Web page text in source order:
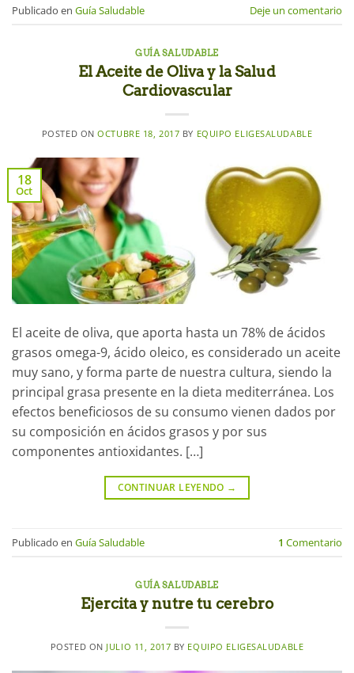
Publicado en Guía Saludable Deje un comentario
GUÍA SALUDABLE
El Aceite de Oliva y la Salud
Cardiovascular
POSTED ONOCTUBRE 18, 2017 BY EQUIPO ELIGESALUDABLE
18
Oct
El aceite de oliva, que aporta hasta un 78% de ácidos
grasos omega-9, ácido oleico, es considerado un aceite
muy sano, y forma parte de nuestra cultura, siendo la
principal grasa presente en la dieta mediterránea. Los
efectos beneficiosos de su consumo vienen dados por
su composición en ácidos grasos y por sus
componentes antioxidantes. […]
CONTINUAR LEYENDO →
Publicado en Guía Saludable 1 Comentario
GUÍA SALUDABLE
Ejercita y nutre tu cerebro
POSTED ON JULIO 11, 2017 BY EQUIPO ELIGESALUDABLE